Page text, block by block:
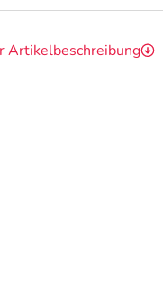
Artikelbeschreibung